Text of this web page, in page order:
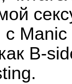
с
B-